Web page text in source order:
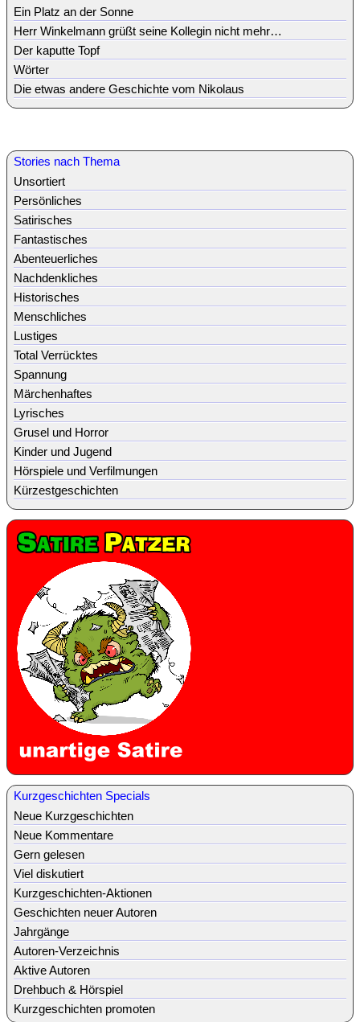
Ein Platz an der Sonne
Herr Winkelmann grüßt seine Kollegin nicht mehr…
Der kaputte Topf
Wörter
Die etwas andere Geschichte vom Nikolaus
Stories nach Thema
Unsortiert
Persönliches
Satirisches
Fantastisches
Abenteuerliches
Nachdenkliches
Historisches
Menschliches
Lustiges
Total Verrücktes
Spannung
Märchenhaftes
Lyrisches
Grusel und Horror
Kinder und Jugend
Hörspiele und Verfilmungen
Kürzestgeschichten
Kurzgeschichten Specials
Neue Kurzgeschichten
Neue Kommentare
Gern gelesen
Viel diskutiert
Kurzgeschichten-Aktionen
Geschichten neuer Autoren
Jahrgänge
Autoren-Verzeichnis
Aktive Autoren
Drehbuch & Hörspiel
Kurzgeschichten promoten